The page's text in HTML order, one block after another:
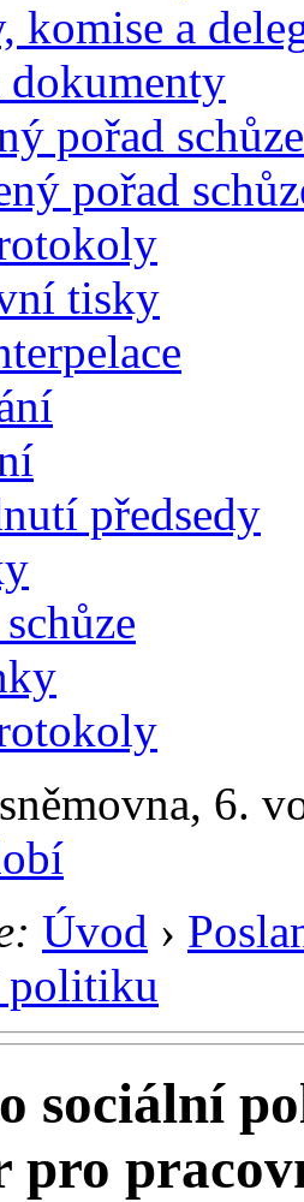
komise a
dokumenty
pořad schůze
pořad
tisky
předsedy
6.
Úvod ›
politiku
sociální
pro